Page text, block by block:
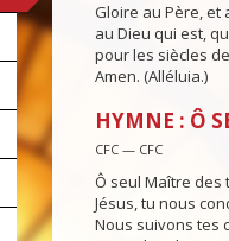
Gloire au Père, et
au Dieu qui est,
pour les siècles
Amen. (Alléluia.)
HYMNE : Ô
CFC — CFC
Ô seul Maître des
Jésus, tu nous
Nous suivons tes